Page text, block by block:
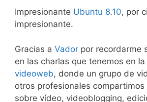
Impresionante Ubuntu 8.10, por
impresionante.
Gracias a Vador por recordarme
en las charlas que tenemos en
videoweb, donde un grupo de
otros profesionales compartimos
sobre vídeo, videoblogging,